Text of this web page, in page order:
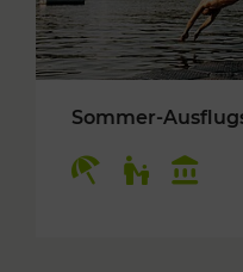
Sommer-